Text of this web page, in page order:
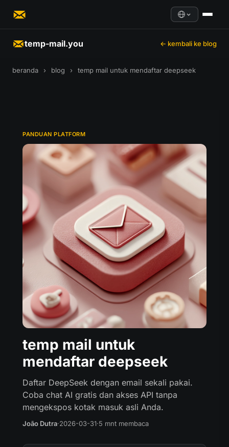
temp-mail.you ← kembali ke blog
beranda › blog › temp mail untuk mendaftar deepseek
PANDUAN PLATFORM
temp mail untuk
mendaftar deepseek
Daftar DeepSeek dengan email sekali pakai.
Coba chat AI gratis dan akses API tanpa
mengekspos kotak masuk asli Anda.
João Dutra·2026-03-31·5 mnt membaca